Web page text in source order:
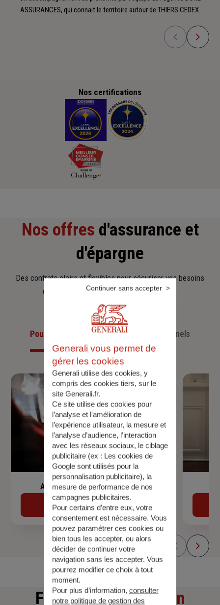
ASSURANCES, qui connait le territoire autour de THIERS CEDEX.
Nos certifications
Nos offres d'assurance et
d'épargne
Des contrats clairs et flexibles pour sécuriser vos besoins
d’aujourd’hui et anticiper ceux de demain.
Pour les particuliersPour les professionnels
Assurance de prêt immobilier
Découvrir
Faitesune simulation
Generali vous permet de
gérer les cookies
Generali utilise des cookies, y
compris des cookies tiers, sur le
site Generali.fr.
Ce site utilise des cookies pour
l’analyse et l'amélioration de
l’expérience utilisateur, la mesure et
l’analyse d’audience, l’interaction
avec les réseaux sociaux, le ciblage
publicitaire (ex : Les cookies de
Google sont utilisés pour la
personnalisation publicitaire), la
mesure de performance de nos
campagnes publicitaires.
Pour certains d’entre eux, votre
consentement est nécessaire. Vous
pouvez paramétrer ces cookies ou
bien tous les accepter, ou alors
décider de continuer votre
navigation sans les accepter. Vous
pourrez modifier ce choix à tout
moment.
Pour plus d’information, consulter
notre politique de gestion des
Continuer sans accepter